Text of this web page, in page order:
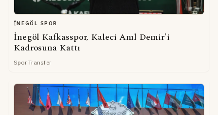
İNEGÖL SPOR
İnegöl Kafkasspor, Kaleci Anıl Demir'i
Kadrosuna Kattı
Spor Transfer